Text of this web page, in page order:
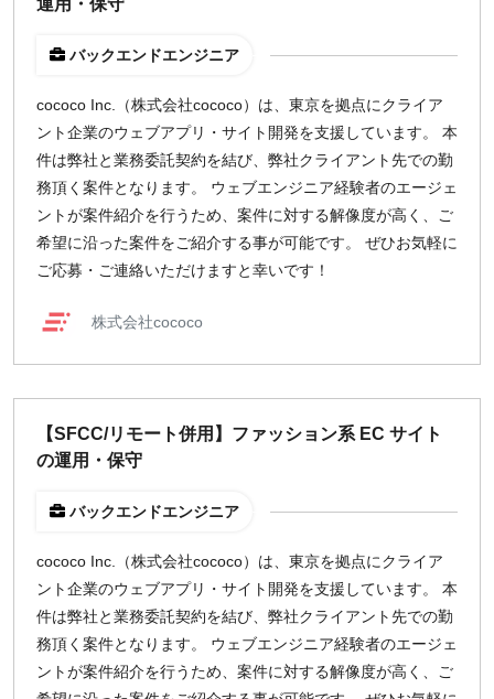
運用・保守
バックエンドエンジニア
cococo Inc.（株式会社cococo）は、東京を拠点にクライア
ント企業のウェブアプリ・サイト開発を支援しています。 本
件は弊社と業務委託契約を結び、弊社クライアント先での勤
務頂く案件となります。 ウェブエンジニア経験者のエージェ
ントが案件紹介を行うため、案件に対する解像度が高く、ご
希望に沿った案件をご紹介する事が可能です。 ぜひお気軽に
ご応募・ご連絡いただけますと幸いです！
株式会社cococo
【SFCC/リモート併用】ファッション系 EC サイト
の運用・保守
バックエンドエンジニア
cococo Inc.（株式会社cococo）は、東京を拠点にクライア
ント企業のウェブアプリ・サイト開発を支援しています。 本
件は弊社と業務委託契約を結び、弊社クライアント先での勤
務頂く案件となります。 ウェブエンジニア経験者のエージェ
ントが案件紹介を行うため、案件に対する解像度が高く、ご